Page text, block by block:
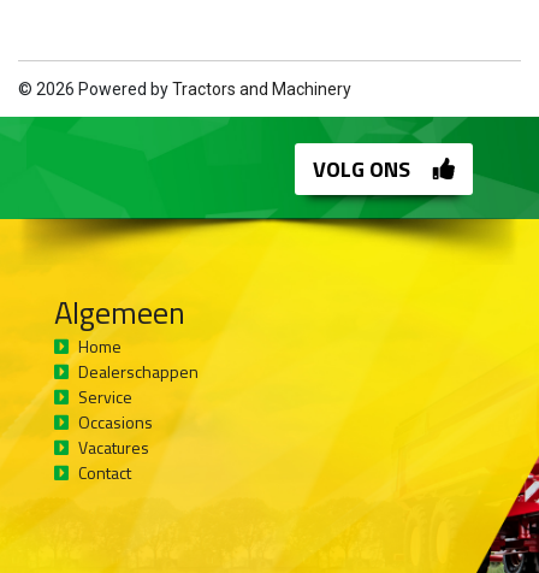
© 2026 Powered byTractors and Machinery
VOLG ONS
Algemeen
Home
Dealerschappen
Service
Occasions
Vacatures
Contact